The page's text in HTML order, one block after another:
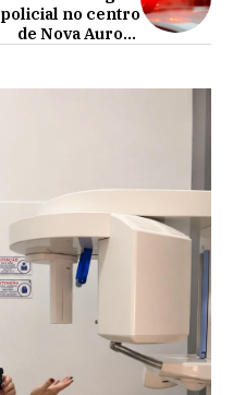
policial no centro
de Nova Aurora
encaminhados